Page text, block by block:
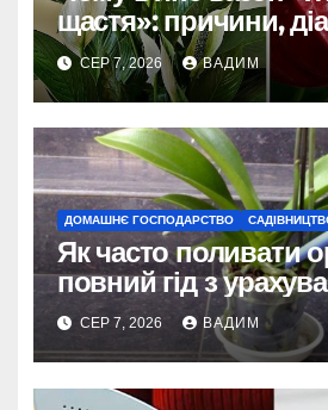
щастя»: причини,
порятунок рослини
СЕР 7, 2026 ВАДИМ
ДОМАШНЄ ГОСПОДАРСТВО
Як часто поливати
повний гід з
сезону та виду
СЕР 7, 2026 ВАДИМ